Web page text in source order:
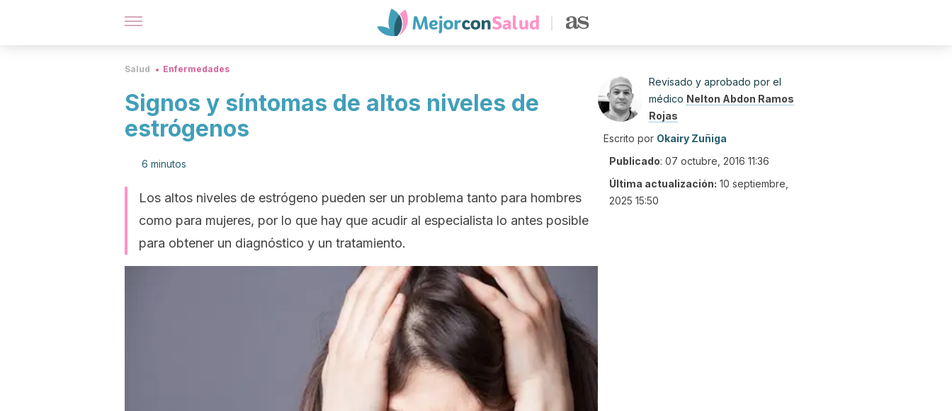
Salud Enfermedades
Signos y síntomas de altos niveles de
estrógenos
6 minutos
Los altos niveles de estrógeno pueden ser un problema tanto para hombres
como para mujeres, por lo que hay que acudir al especialista lo antes posible
para obtener un diagnóstico y un tratamiento.
Revisado y aprobado por el
médico Nelton Abdon Ramos
Rojas
Escrito por Okairy Zuñiga
Publicado: 07 octubre, 2016 11:36
Última actualización: 10 septiembre,
2025 15:50